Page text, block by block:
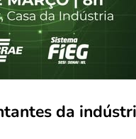
da